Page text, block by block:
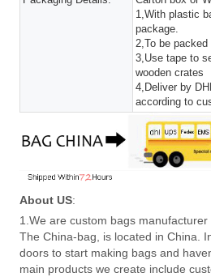
1,With plastic
package.
2,To be
3,Use tape to
wooden crates
4,Deliver by
according to
About US:
1.We are custom bags
The China-bag, is located in China.
doors to start making bags and
main products we create include